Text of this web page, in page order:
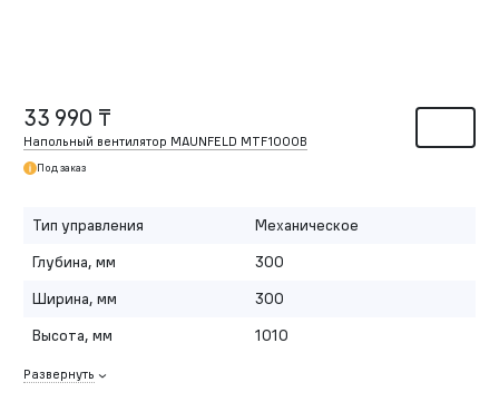
33 990 ₸
Напольный вентилятор MAUNFELD MTF1000B
Под заказ
Тип управления
Механическое
Глубина, мм
300
Ширина, мм
300
Высота, мм
1010
Развернуть